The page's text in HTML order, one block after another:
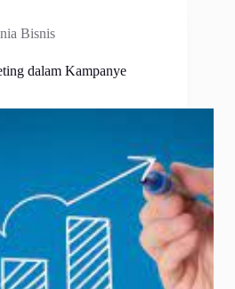
Bisnis
dalam Kampanye